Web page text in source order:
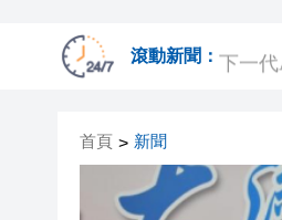
滾動新聞： 下一
港區
首頁 > 新聞